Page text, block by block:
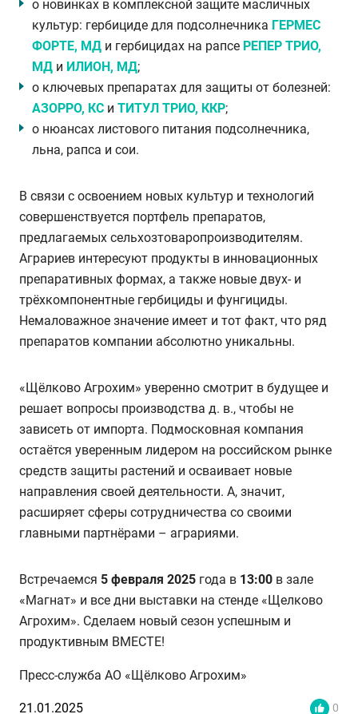
о новинках в комплексной защите масличных
культур: гербициде для подсолнечника ГЕРМЕС
ФОРТЕ, МД и гербицидах на рапсе РЕПЕР ТРИО,
МД и ИЛИОН, МД;
о ключевых препаратах для защиты от болезней:
АЗОРРО, КС и ТИТУЛ ТРИО, ККР;
о нюансах листового питания подсолнечника,
льна, рапса и сои.
В связи с освоением новых культур и технологий
совершенствуется портфель препаратов,
предлагаемых сельхозтоваропроизводителям.
Аграриев интересуют продукты в инновационных
препаративных формах, а также новые двух- и
трёхкомпонентные гербициды и фунгициды.
Немаловажное значение имеет и тот факт, что ряд
препаратов компании абсолютно уникальны.
«Щёлково Агрохим» уверенно смотрит в будущее и
решает вопросы производства д. в., чтобы не
зависеть от импорта. Подмосковная компания
остаётся уверенным лидером на российском рынке
средств защиты растений и осваивает новые
направления своей деятельности. А, значит,
расширяет сферы сотрудничества со своими
главными партнёрами – аграриями.
Встречаемся 5 февраля 2025 года в 13:00 в зале
«Магнат» и все дни выставки на стенде «Щелково
Агрохим». Сделаем новый сезон успешным и
продуктивным ВМЕСТЕ!
Пресс-служба АО «Щёлково Агрохим»
21.01.2025 0